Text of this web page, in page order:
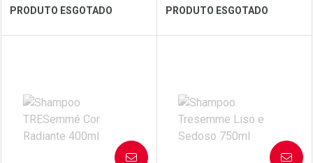
Ver Desconto Convênio Ver Desconto Convênio
PRODUTO ESGOTADO
Laboratório
Por Menos
PRODUTO ESGOTADO
Laboratório
Por Menos
AVISE-ME AVISE-ME